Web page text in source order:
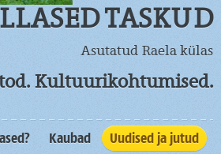
TASKUD
Asutatud Raela külas
Kultuurikohtumised.
Kaubad
Uudised ja jutud